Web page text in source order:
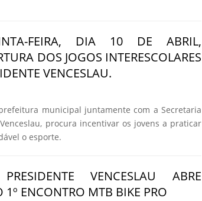
FEIRA, DIA 10 DE ABRIL,
DOS JOGOS INTERESCOLARES
VENCESLAU.
municipal juntamente com a Secretaria
procura incentivar os jovens a praticar
o esporte.
VENCESLAU ABRE
1º ENCONTRO MTB BIKE PRO